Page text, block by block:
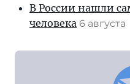
В России нашли
человека 6 августа